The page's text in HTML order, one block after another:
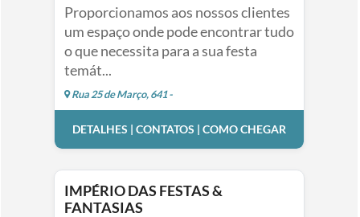
Proporcionamos aos nossos clientes
um espaço onde pode encontrar tudo
o que necessita para a sua festa
temát...
Rua 25 de Março, 641 -
DETALHES | CONTATOS | COMO CHEGAR
IMPÉRIO DAS FESTAS &
FANTASIAS